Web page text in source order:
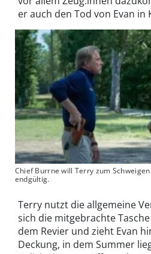
er auch den Tod von Evan in
Chief Burrne will Terry zum
endgültig.
Terry nutzt die allgemeine
sich die mitgebrachte
dem Revier und zieht Evan
Deckung, in dem Summer